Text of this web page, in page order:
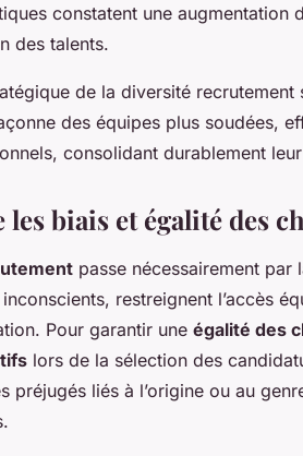
constatent une augmentation
des talents.
de la diversité
des équipes plus soudées,
consolidant durablement
biais et égalité des
passe nécessairement par
restreignent l’accès
Pour garantir une égalité des
lors de la sélection des
préjugés liés à l’origine ou au